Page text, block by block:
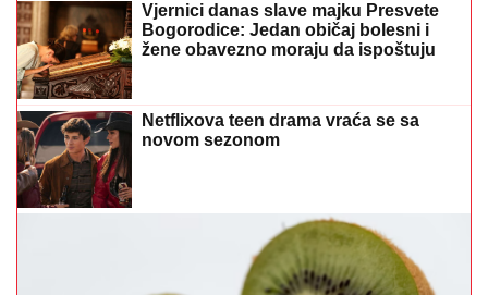
Vjernici danas slave majku Presvete
Bogorodice: Jedan običaj bolesni i
žene obavezno moraju da ispoštuju
Netflixova teen drama vraća se sa
novom sezonom